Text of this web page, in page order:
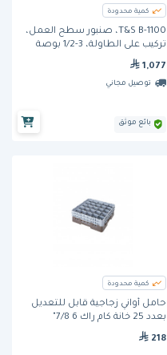
كمية محدودة
T&S B-1100، صنبور سطح العمل،
تركيب على الطاولة، 3-1/2 بوصة
1,077
توصيل مجاني
بائع موثق
كمية محدودة
حامل أواني زجاجية قابل للتعديل
بعدد 25 خانة كام راك 6 7/8"
218